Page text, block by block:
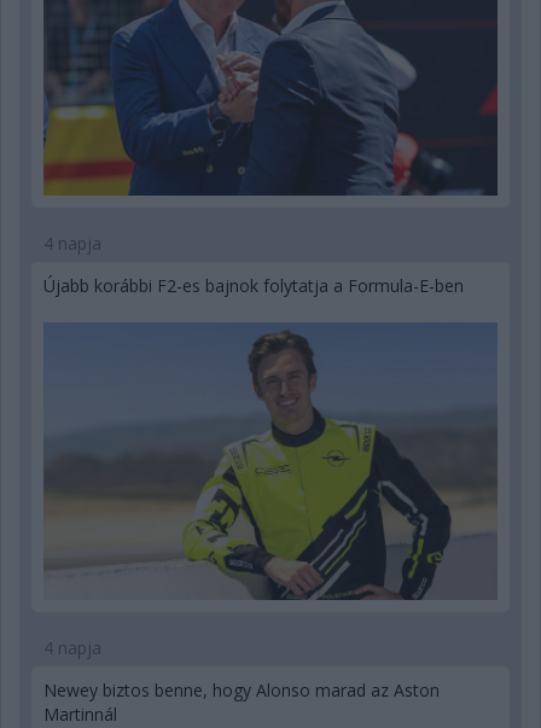
4 napja
Újabb korábbi F2-es bajnok folytatja a Formula-E-ben
4 napja
Newey biztos benne, hogy Alonso marad az Aston
Martinnál